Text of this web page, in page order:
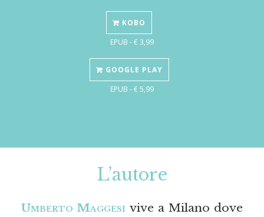
KOBO
EPUB - € 3,99
GOOGLE PLAY
EPUB - € 5,99
L’autore
Umberto Maggesivive a Milano dove